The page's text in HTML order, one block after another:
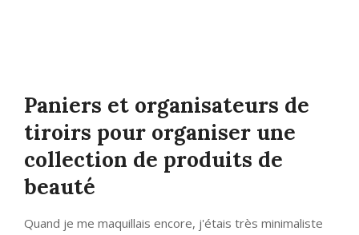
Paniers et organisateurs de
tiroirs pour organiser une
collection de produits de
beauté
Quand je me maquillais encore, j'étais très minimaliste